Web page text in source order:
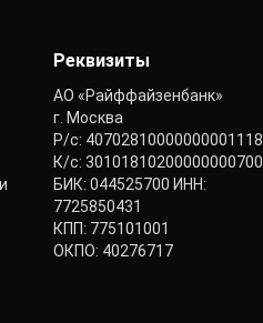
Реквизиты
АО «Райффайзенбанк»
г. Москва
Р/с: 40702810000000001118
К/с: 30101810200000000700
БИК: 044525700 ИНН:
7725850431
КПП: 775101001
ОКПО: 40276717